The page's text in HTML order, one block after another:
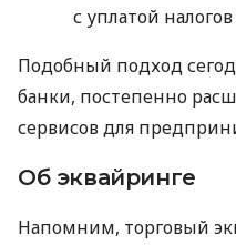
с уплатой
Подобный подход
банки, постепенно
сервисов для
Об эквайринге
Напомним, торговый